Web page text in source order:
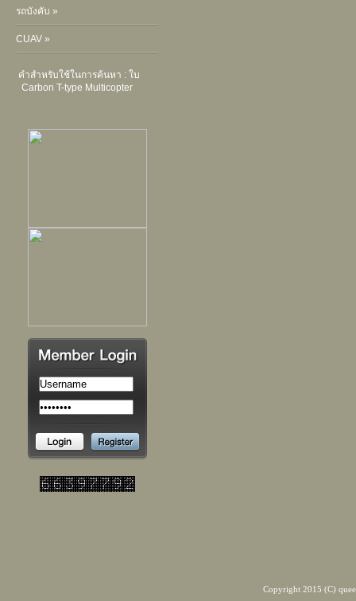
รถบังคับ »
CUAV »
คำสำหรับใช้ในการค้นหา :ใบ
Carbon T-type Multicopter
Copyright 2015 (C)